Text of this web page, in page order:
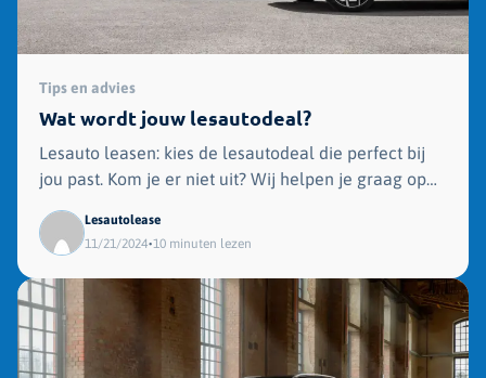
Tips en advies
Wat wordt jouw lesautodeal?
Lesauto leasen: kies de lesautodeal die perfect bij
jou past. Kom je er niet uit? Wij helpen je graag op
Lesautolease
11/21/2024•10 minuten lezen